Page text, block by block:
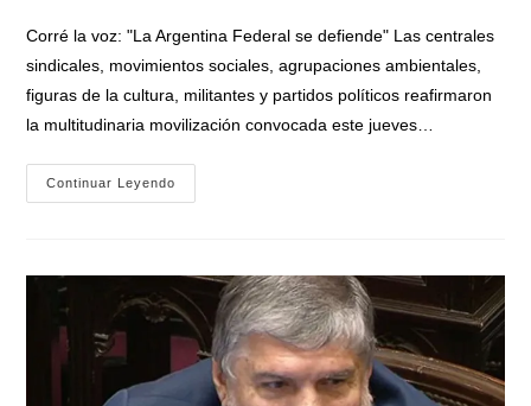
entrada:
Corré la voz: "La Argentina Federal se defiende" Las centrales
sindicales, movimientos sociales, agrupaciones ambientales,
figuras de la cultura, militantes y partidos políticos reafirmaron
la multitudinaria movilización convocada este jueves…
Continuar Leyendo
Marcha
Rechazo
A
La
Reforma
De
La